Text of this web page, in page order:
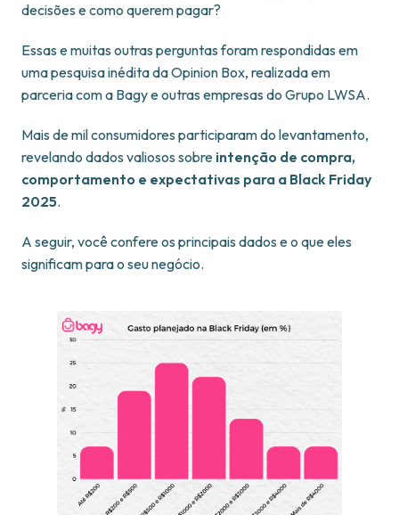
decisões e como querem pagar?
Essas e muitas outras perguntas foram respondidas em
uma pesquisa inédita da Opinion Box, realizada em
parceria com a Bagy e outras empresas do Grupo LWSA.
Mais de mil consumidores participaram do levantamento,
revelando dados valiosos sobre intenção de compra,
comportamento e expectativas para a Black Friday
2025.
A seguir, você confere os principais dados e o que eles
significam para o seu negócio.